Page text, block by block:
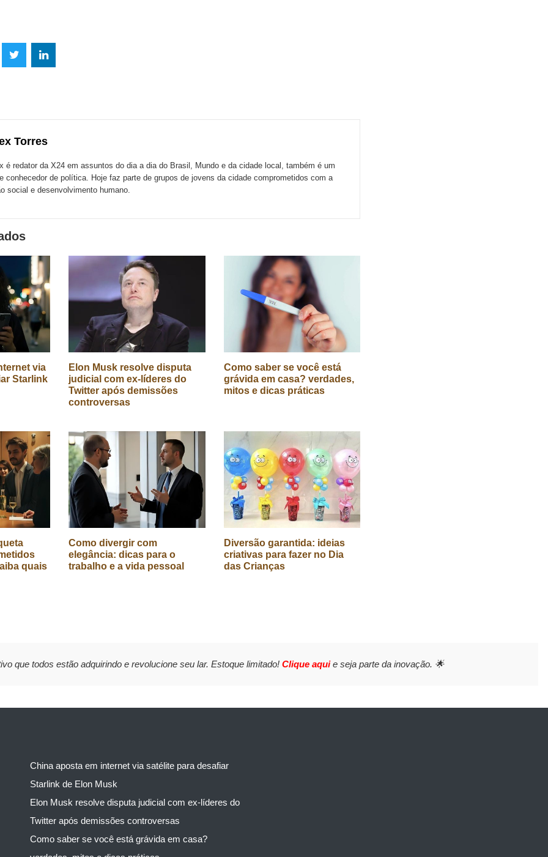
Torres
é redator da X24 em assuntos do dia a dia do Brasil, Mundo e da cidade local, também é um
conhecedor de política. Hoje faz parte de grupos de jovens da cidade comprometidos com a
social e desenvolvimento humano.
via
Starlink
Elon Musk resolve disputa
judicial com ex-líderes do
Twitter após demissões
controversas
Como saber se você está
grávida em casa? verdades,
mitos e dicas práticas
quais
Como divergir com
elegância: dicas para o
trabalho e a vida pessoal
Diversão garantida: ideias
criativas para fazer no Dia
das Crianças
que todos estão adquirindo e revolucione seu lar. Estoque limitado! Clique aquie seja parte da inovação. 🌟
China aposta em internet via satélite para desafiar
Starlink de Elon Musk
Elon Musk resolve disputa judicial com ex-líderes do
Twitter após demissões controversas
Como saber se você está grávida em casa?